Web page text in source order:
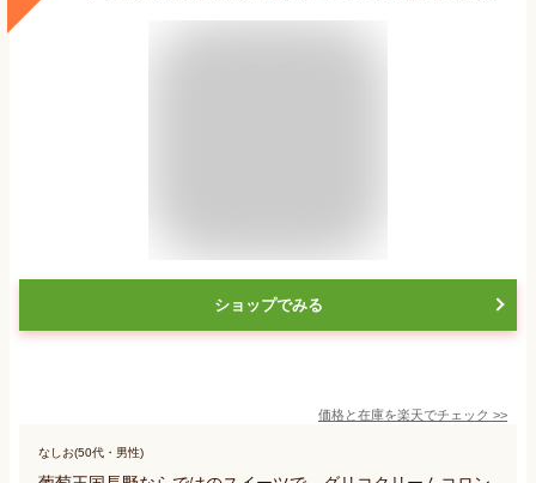
ショップでみる
価格と在庫を楽天でチェック >>
なしお(50代・男性)